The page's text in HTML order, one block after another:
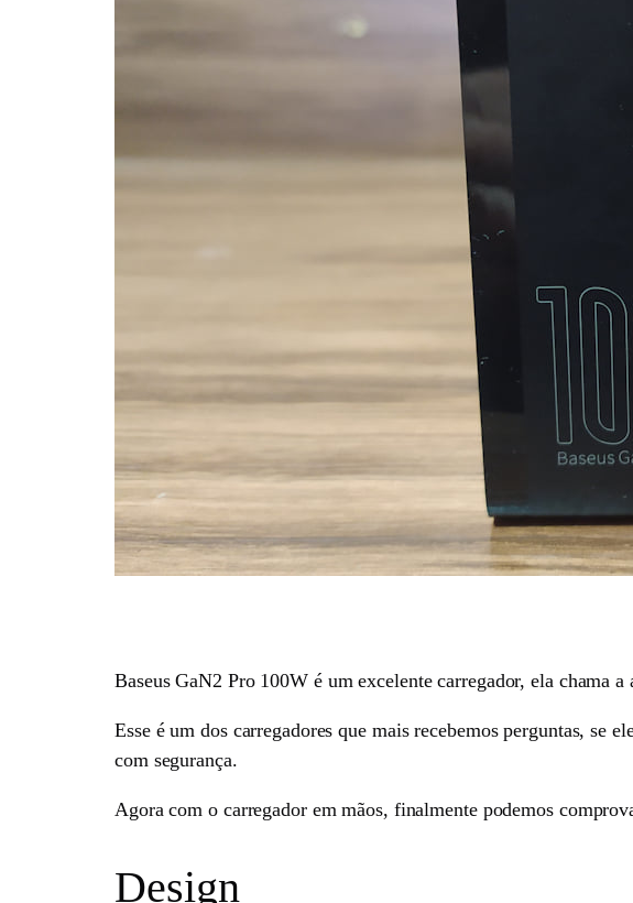
Baseus GaN2 Pro 100W é um excelente carregador, ela chama
Esse é um dos carregadores que mais recebemos perguntas, se
com segurança.
Agora com o carregador em mãos, finalmente podemos
Design